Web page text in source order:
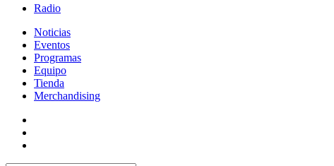
Radio
Noticias
Eventos
Programas
Equipo
Tienda
Merchandising